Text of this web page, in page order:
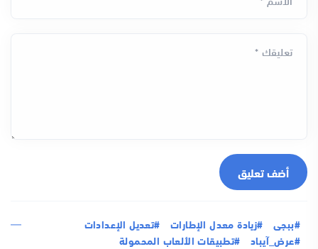
تعليقك *
أضف تعليق
#ببجى #زيادة معدل الإطارات
#تعديل الإعدادات
#عرض_آيباد
#تطبيقات الألعاب المحمولة